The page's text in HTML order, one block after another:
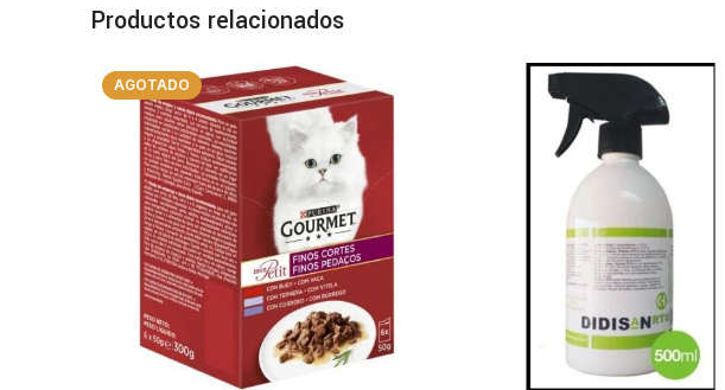
Productos relacionados
AGOTADO